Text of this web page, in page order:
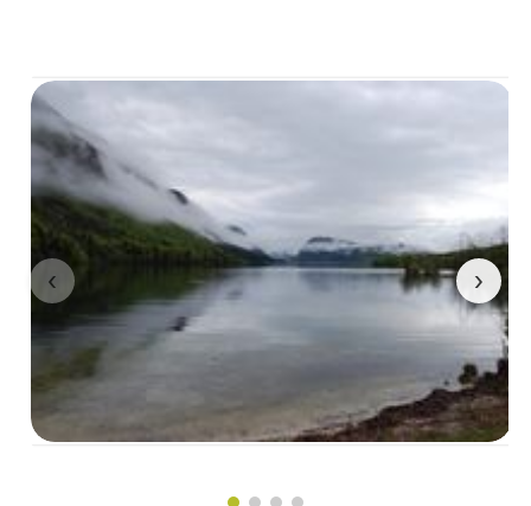
‹ ›